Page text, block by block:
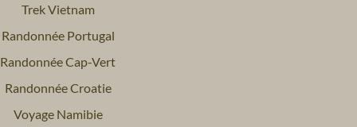
Trek Vietnam
Randonnée Portugal
Randonnée Cap-Vert
Randonnée Croatie
Voyage Namibie